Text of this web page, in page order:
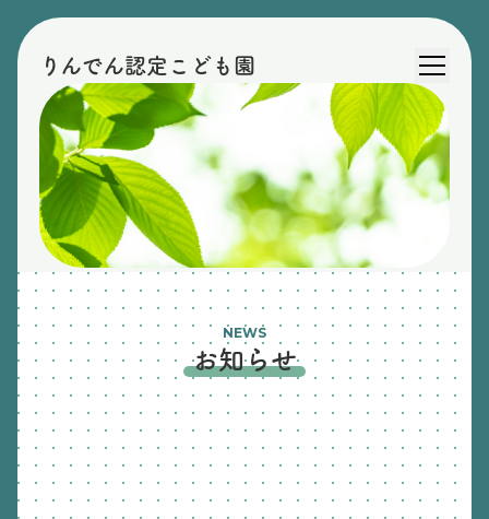
りんでん認定こども園
NEWS
お知らせ